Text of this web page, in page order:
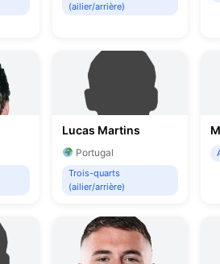
(ailier/arrière)
Lucas Martins
Portugal
Trois-quarts
(ailier/arrière)